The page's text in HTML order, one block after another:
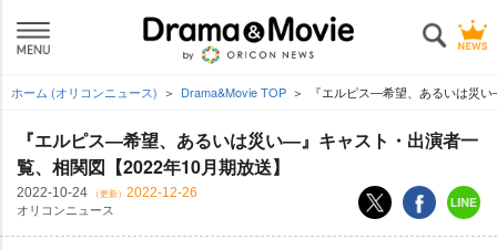
ホーム (オリコンニュース) Drama&Movie TOP 『エルピス―希望、あるいは災
『エルピス―希望、あるいは災い―』キャスト・出演者一
覧、相関図【2022年10月期放送】
2022-10-24 （更新） 2022-12-26
オリコンニュース